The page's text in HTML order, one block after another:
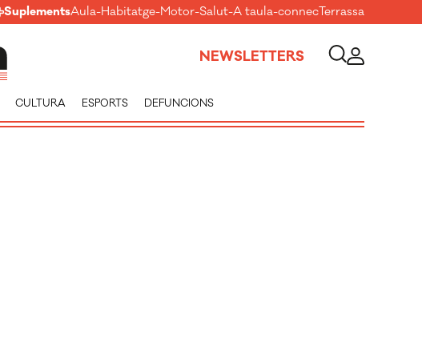
SuplementsAula-Habitatge-Motor-Salut-A taula-connecTerrassa
NEWSLETTERS
CULTURA ESPORTS DEFUNCIONS